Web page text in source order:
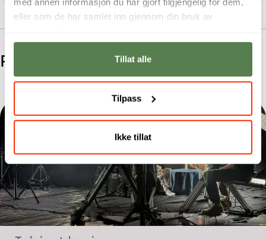
eller som de har samlet inn gjennom din bruk av
Tillat alle
Tilpass
Ikke tillat
Relaterte studier